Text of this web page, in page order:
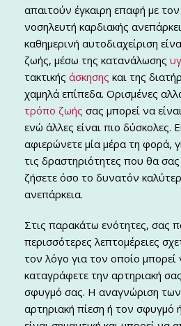
απαιτούν έγκαιρη επαφή με
νοσηλευτή καρδιακής
καθημερινή αυτοδιαχείριση
ζωής, μέσω της κατανάλωσης
τακτικής άσκησης και της
χαμηλά επίπεδα. Ορισμένες
τρόπο ζωής σας μπορεί να
ενώ άλλες είναι πιο δύσκολες.
αφιερώνετε μία μέρα τη φορά,
τις δραστηριότητες που θα
ζήσετε όσο το δυνατόν
ανεπάρκεια.
Στις παρακάτω ενότητες, σας
περισσότερες λεπτομέρειες
τον λόγο για τον οποίο μπορεί
καταγράφετε την αρτηριακή
σφυγμό σας. Η αναγνώριση
αρτηριακή πίεση ή τον